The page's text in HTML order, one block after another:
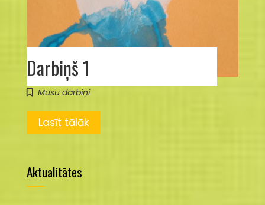
Darbiņš 1
Mūsu darbiņi
Lasīt tālāk
Aktualitātes